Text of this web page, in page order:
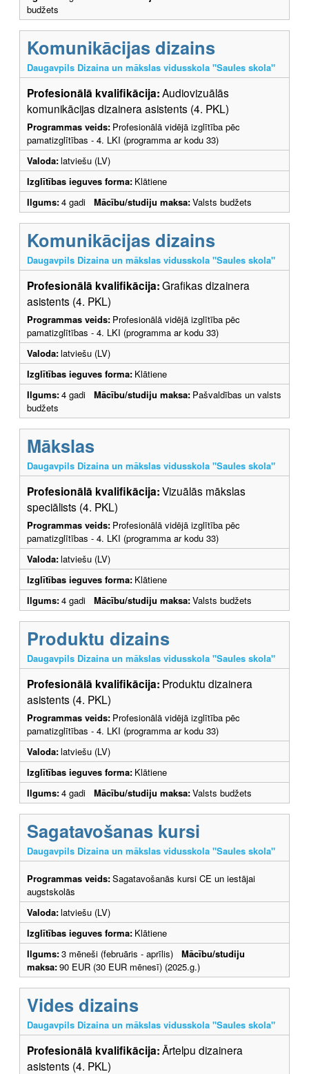
budžets
Komunikācijas dizains
Daugavpils Dizaina un mākslas vidusskola "Saules skola"
Profesionālā kvalifikācija:Audiovizuālās
komunikācijas dizainera asistents (4. PKL)
Programmas veids: Profesionālā vidējā izglītība pēc
pamatizglītības - 4. LKI (programma ar kodu 33)
Valoda:latviešu (LV)
Izglītības ieguves forma: Klātiene
Ilgums:4 gadi Mācību/studiju maksa:Valsts budžets
Komunikācijas dizains
Daugavpils Dizaina un mākslas vidusskola "Saules skola"
Profesionālā kvalifikācija:Grafikas dizainera
asistents (4. PKL)
Programmas veids: Profesionālā vidējā izglītība pēc
pamatizglītības - 4. LKI (programma ar kodu 33)
Valoda:latviešu (LV)
Izglītības ieguves forma: Klātiene
Ilgums:4 gadi Mācību/studiju maksa: Pašvaldības un valsts
budžets
Mākslas
Daugavpils Dizaina un mākslas vidusskola "Saules skola"
Profesionālā kvalifikācija:Vizuālās mākslas
speciālists (4. PKL)
Programmas veids: Profesionālā vidējā izglītība pēc
pamatizglītības - 4. LKI (programma ar kodu 33)
Valoda:latviešu (LV)
Izglītības ieguves forma: Klātiene
Ilgums:4 gadi Mācību/studiju maksa:Valsts budžets
Produktu dizains
Daugavpils Dizaina un mākslas vidusskola "Saules skola"
Profesionālā kvalifikācija: Produktu dizainera
asistents (4. PKL)
Programmas veids: Profesionālā vidējā izglītība pēc
pamatizglītības - 4. LKI (programma ar kodu 33)
Valoda:latviešu (LV)
Izglītības ieguves forma: Klātiene
Ilgums:4 gadi Mācību/studiju maksa:Valsts budžets
Sagatavošanas kursi
Daugavpils Dizaina un mākslas vidusskola "Saules skola"
Programmas veids:Sagatavošanās kursi CE un iestājai
augstskolās
Valoda:latviešu (LV)
Izglītības ieguves forma: Klātiene
Ilgums:3 mēneši (februāris - aprīlis) Mācību/studiju
maksa:90 EUR (30 EUR mēnesī) (2025.g.)
Vides dizains
Daugavpils Dizaina un mākslas vidusskola "Saules skola"
Profesionālā kvalifikācija:Ārtelpu dizainera
asistents (4. PKL)